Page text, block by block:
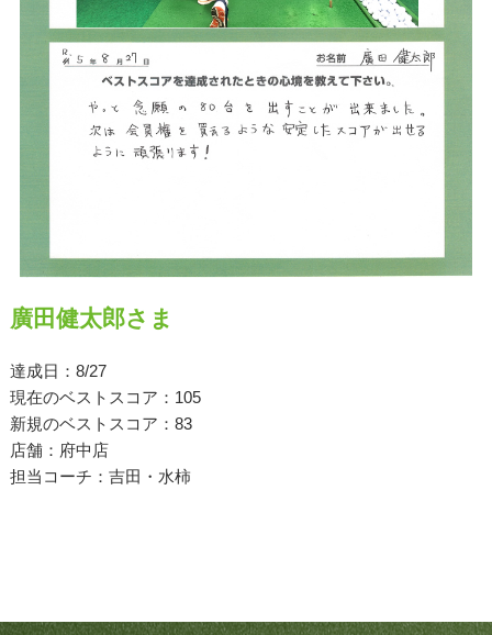
エゴスキューメソッド
レッスン内容
ゴルフが楽しみたい（初心者）
法人向けプラン
プラン・料金
廣田健太郎さま
達成日：8/27
現在のベストスコア：105
新規のベストスコア：83
店舗：府中店
担当コーチ：吉田・水柿